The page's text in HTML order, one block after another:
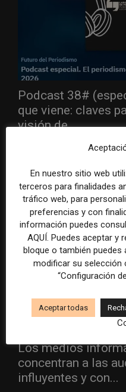
Podcast 38#
que viene: claves
visión de...
30 diciembre, 2025
presión tecnológica, la
relación cada vez más...
Los medios
concentran a las
influyentes y con...
En nuestro sitio web
terceros para finalidades
tráfico web, para
preferencias y con
información puedes
AQUÍ. Puedes aceptar y
bloque o también
modificar su selección
“Configuración
Aceptar todas